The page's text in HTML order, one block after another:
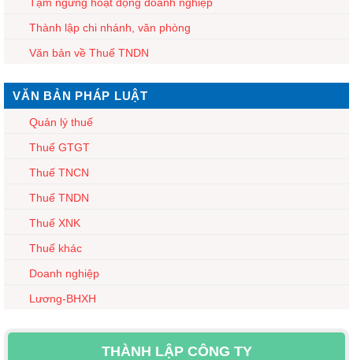
Thành lập chi nhánh, văn phòng
Văn bản về Thuế TNDN
VĂN BẢN PHÁP LUẬT
Quản lý thuế
Thuế GTGT
Thuế TNCN
Thuế TNDN
Thuế XNK
Thuế khác
Doanh nghiệp
Lương-BHXH
THÀNH LẬP CÔNG TY